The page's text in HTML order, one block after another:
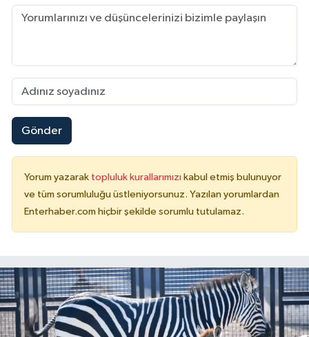
Gönder
Yorum yazarak topluluk kurallarımızı kabul etmiş bulunuyor
ve tüm sorumluluğu üstleniyorsunuz. Yazılan yorumlardan
Enterhaber.com hiçbir şekilde sorumlu tutulamaz.